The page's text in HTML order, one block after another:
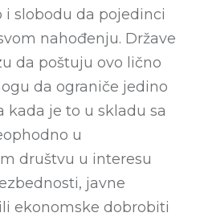
i slobodu da pojedinci
nahođenju. Države
da poštuju ovo lično
da ograniče jedino
kada je to u skladu sa
u
društvu u interesu
javne
ekonomske dobrobiti